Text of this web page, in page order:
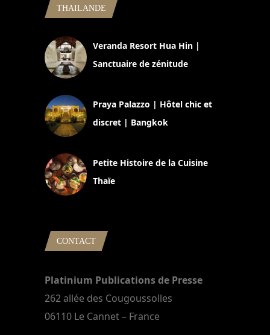
THAILANDE
Veranda Resort Hua Hin |
Sanctuaire de zénitude
Praya Palazzo | Hôtel chic et
discret | Bangkok
Petite Histoire de la Cuisine
Thaïe
CONTACT
Platinium Publications de Presse
262 allée des Cougoussolles
06110 Le Cannet – France